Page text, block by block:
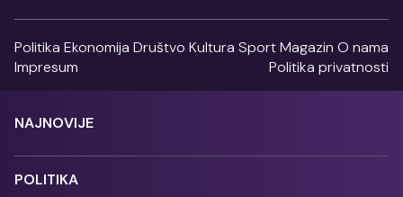
Politika Ekonomija Društvo Kultura SportMagazin O nama
Impresum
Politika privatnosti
NAJNOVIJE
POLITIKA